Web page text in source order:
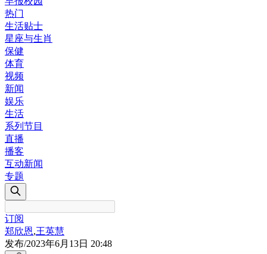
热门
生活贴士
星座与生肖
保健
体育
视频
新闻
娱乐
生活
系列节目
直播
播客
互动新闻
专题
订阅
郑欣恩,王英慧
发布/2023年6月13日 20:48